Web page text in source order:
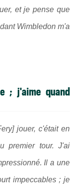
et je pense que
Wimbledon m'a
; j'aime quand
jouer, c'était en
premier tour. J'ai
Il a une
impeccables ; je